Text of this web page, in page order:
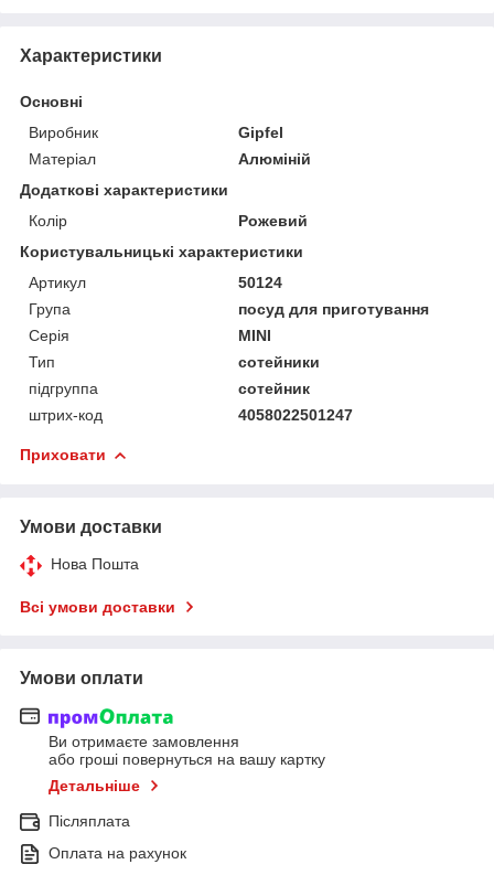
Характеристики
Основні
Виробник
Gipfel
Матеріал
Алюміній
Додаткові характеристики
Колір
Рожевий
Користувальницькі характеристики
Артикул
50124
Група
посуд для приготування
Серія
MINI
Тип
сотейники
підгруппа
сотейник
штрих-код
4058022501247
Приховати
Умови доставки
Нова Пошта
Всі умови доставки
Умови оплати
Ви отримаєте замовлення
або гроші повернуться на вашу картку
Детальніше
Післяплата
Оплата на рахунок